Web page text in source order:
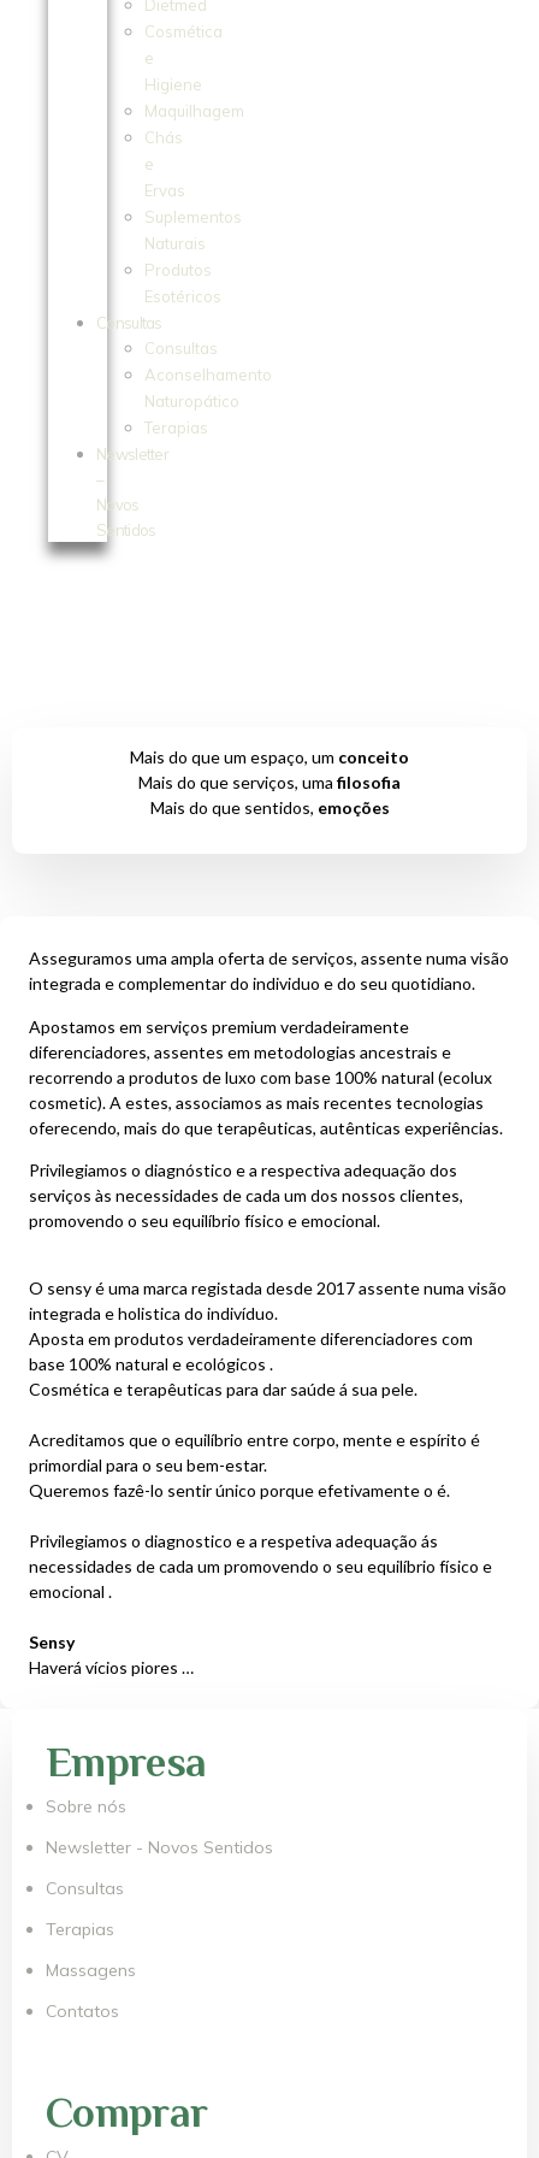
Dietmed
Cosmética
e
Higiene
Maquilhagem
Chás
e
Ervas
Suplementos
Naturais
Produtos
Esotéricos
Consultas
Consultas
Aconselhamento
Naturopático
Terapias
Newsletter
–
Novos
Sentidos
Mais do que um espaço, um conceito
Mais do que serviços, uma filosofia
Mais do que sentidos, emoções
Asseguramos uma ampla oferta de serviços, assente numa visão
integrada e complementar do individuo e do seu quotidiano.
Apostamos em serviços premium verdadeiramente
diferenciadores, assentes em metodologias ancestrais e
recorrendo a produtos de luxo com base 100% natural (ecolux
cosmetic). A estes, associamos as mais recentes tecnologias
oferecendo, mais do que terapêuticas, autênticas experiências.
Privilegiamos o diagnóstico e a respectiva adequação dos
serviços às necessidades de cada um dos nossos clientes,
promovendo o seu equilíbrio físico e emocional.
O sensyé uma marca registada desde 2017 assente numa visão
integrada e holistica do indivíduo.
Aposta em produtos verdadeiramente diferenciadores com
base 100% natural e ecológicos .
Cosmética e terapêuticas para dar saúde á sua pele.
Acreditamos que o equilíbrio entre corpo, mente e espírito é
primordial para o seu bem-estar.
Queremos fazê-lo sentir único porque efetivamente o é.
Privilegiamos o diagnostico e a respetiva adequação ás
necessidades de cada um promovendo o seu equilíbrio físico e
emocional .
Sensy
Haverá vícios piores …
Empresa
Sobre nós
Newsletter - Novos Sentidos
Consultas
Terapias
Massagens
Contatos
Comprar